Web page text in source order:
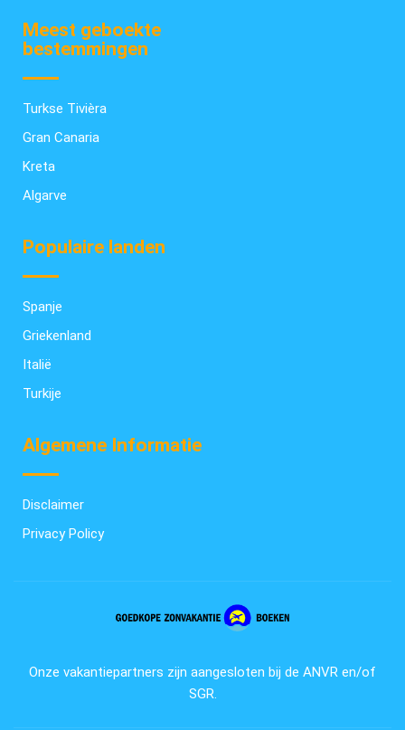
Meest geboekte
bestemmingen
Turkse Tivièra
Gran Canaria
Kreta
Algarve
Populaire landen
Spanje
Griekenland
Italië
Turkije
Algemene Informatie
Disclaimer
Privacy Policy
Onze vakantiepartners zijn aangesloten bij de ANVR en/of
SGR.